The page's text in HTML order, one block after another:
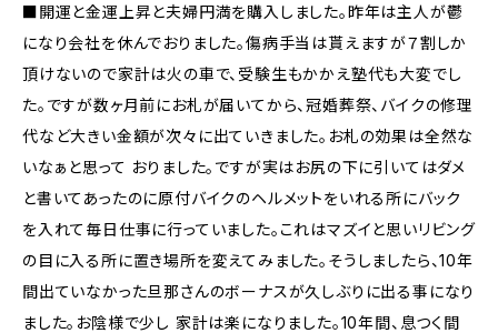
■開運と金運上昇と夫婦円満を購入しました。昨年は主人が鬱
になり会社を休んでおりました。傷病手当は貰えますが７割しか
頂けないので家計は火の車で、受験生もかかえ塾代も大変でし
た。ですが数ヶ月前にお札が届いてから、冠婚葬祭、バイクの修理
代など大きい金額が次々に出ていきました。お札の効果は全然な
いなぁと思って おりました。ですが実はお尻の下に引いてはダメ
と書いてあったのに原付バイクのヘルメットをいれる所にバック
を入れて毎日仕事に行っていました。これはマズイと思いリビング
の目に入る所に置き場所を変えてみました。そうしましたら、10年
間出ていなかった旦那さんのボーナスが久しぶりに出る事になり
ました。お陰様で少し 家計は楽になりました。10年間、息つく間